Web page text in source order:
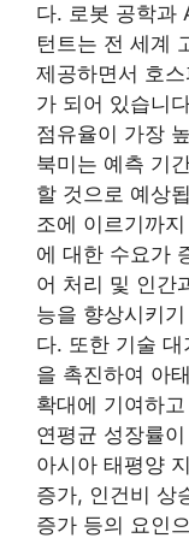
다. 로봇 공학과
턴트는 전 세계
제공하면서 호
가 되어 있습니
점유율이 가장
북미는 예측 기
할 것으로 예상
조에 이르기까
에 대한 수요가
어 처리 및 인간
능을 향상시키
다. 또한 기술
을 촉진하여 아
확대에 기여하
연평균 성장률
아시아 태평양
증가, 인건비 상
증가 등의 요인